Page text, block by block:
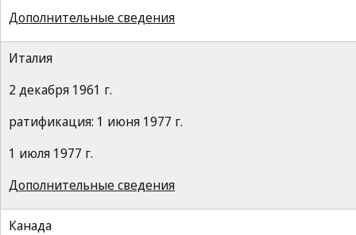
Дополнительные сведения
Италия
2 декабря 1961 г.
ратификация: 1 июня 1977 г.
1 июля 1977 г.
Дополнительные сведения
Канада